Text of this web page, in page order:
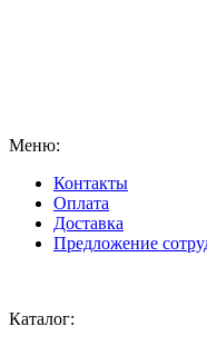
Меню:
Контакты
Оплата
Доставка
Предложение
Каталог: